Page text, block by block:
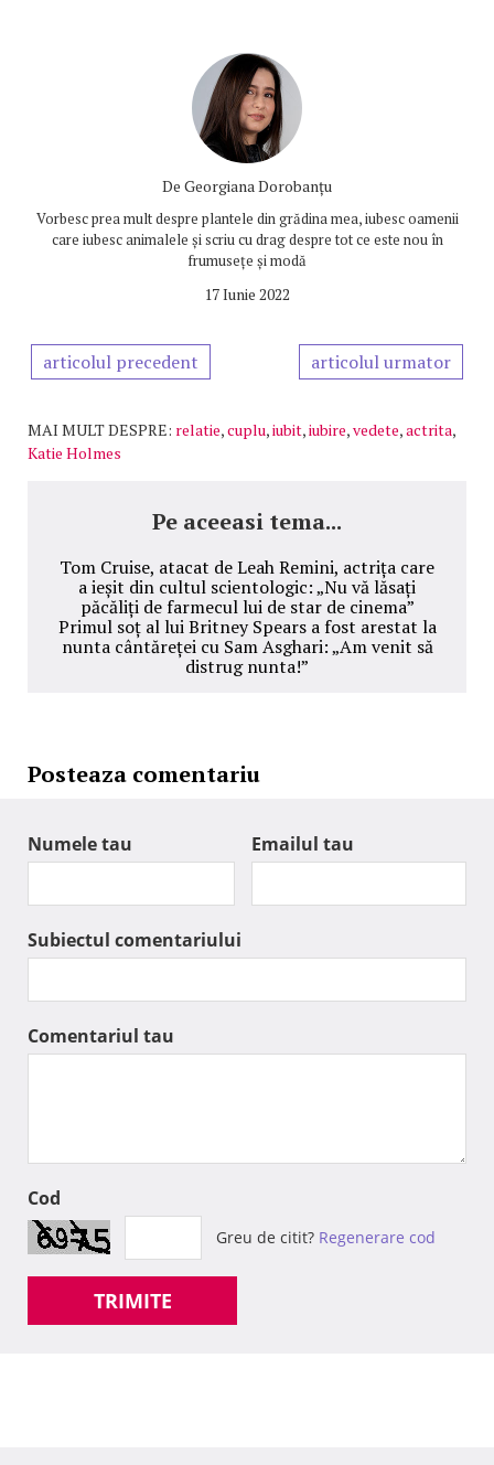
De Georgiana Dorobanțu
Vorbesc prea mult despre plantele din grădina mea, iubesc oamenii
care iubesc animalele și scriu cu drag despre tot ce este nou în
frumusețe și modă
17 Iunie 2022
articolul precedent articolul urmator
MAI MULT DESPRE: relatie,cuplu,iubit,iubire,vedete,actrita,
Katie Holmes
Pe aceeasi tema...
Tom Cruise, atacat de Leah Remini, actrița care
a ieșit din cultul scientologic: „Nu vă lăsați
păcăliți de farmecul lui de star de cinema”
Primul soț al lui Britney Spears a fost arestat la
nunta cântăreței cu Sam Asghari: „Am venit să
distrug nunta!”
Posteaza comentariu
Numele tau Emailul tau
Subiectul comentariului
Comentariul tau
Cod
Greu de citit? Regenerare cod
TRIMITE